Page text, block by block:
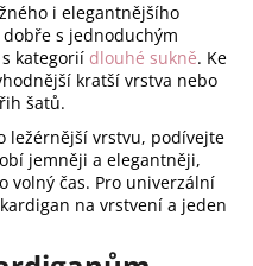
i elegantnějšího
s jednoduchým
kategorií dlouhé sukně. Ke
kratší vrstva nebo
šatů.
ležérnější vrstvu, podívejte
jemněji a elegantněji,
volný čas. Pro univerzální
na vrstvení a jeden